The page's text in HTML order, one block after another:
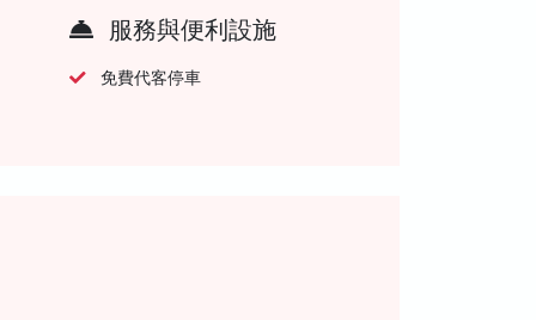
服務與便利設施
免費代客停車